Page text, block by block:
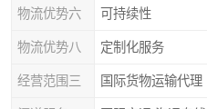
物流优势六 可持续性
物流优势八 定制化服务
经营范围三 国际货物运输代理